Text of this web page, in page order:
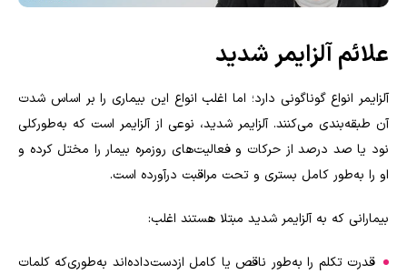
علائم آلزایمر شدید
آلزایمر انواع گوناگونی دارد؛ اما اغلب انواع این بیماری را بر اساس شدت
آن طبقه‌بندی می‌کنند. آلزایمر شدید، نوعی از آلزایمر است که به‌طورکلی
نود یا صد درصد از حرکات و فعالیت‌های روزمره بیمار را مختل کرده و
او را به‌طور کامل بستری و تحت مراقبت درآورده است.
بیمارانی که به آلزایمر شدید مبتلا هستند اغلب:
قدرت تکلم را به‌طور ناقص یا کامل ازدست‌داده‌اند به‌طوری‌که کلمات